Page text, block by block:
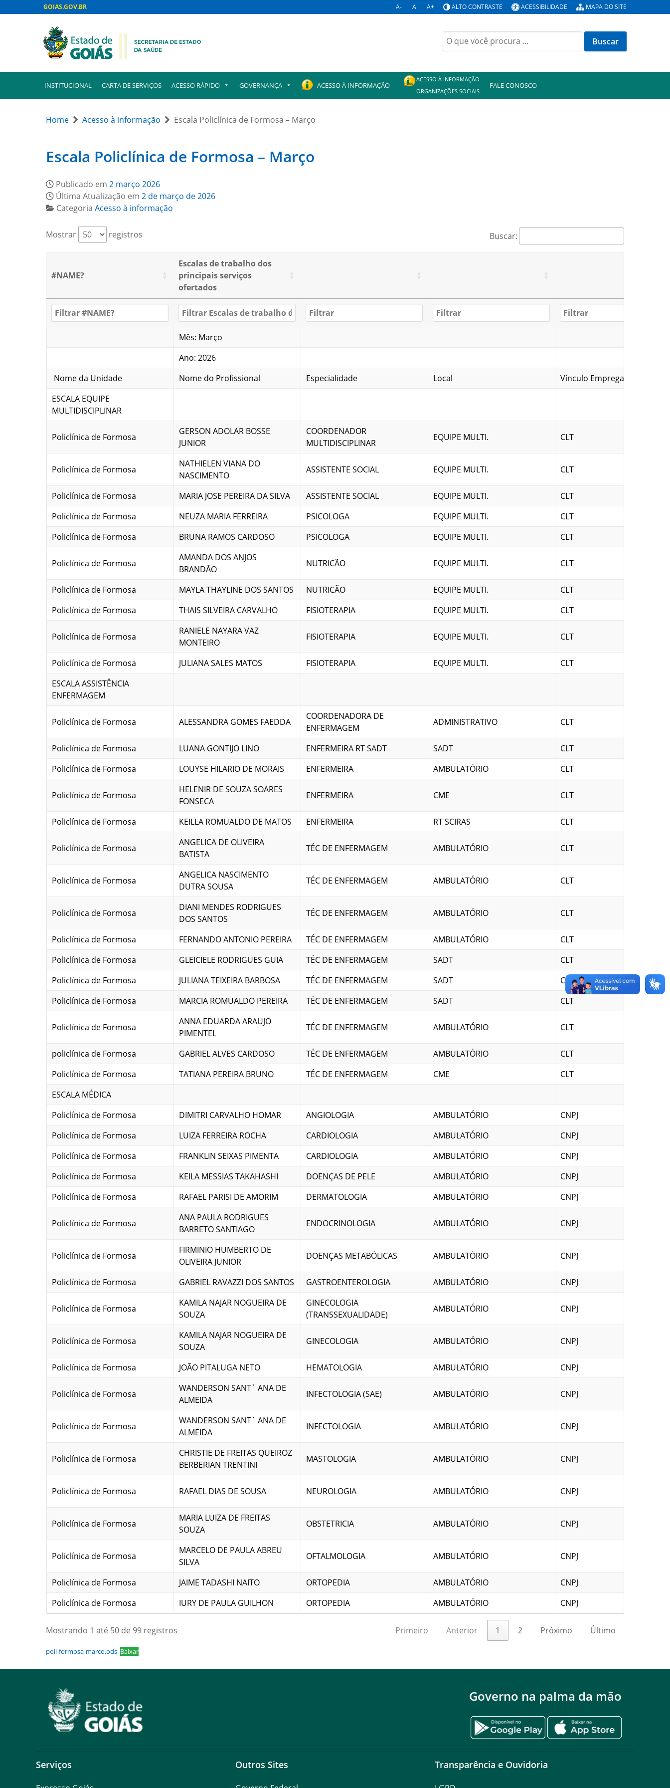
GOIAS.GOV.BR A- A A+ ALTO CONTRASTE ACESSIBILIDADE MAPA DO SITE
Buscar
por:
INSTITUCIONAL CARTA DE SERVIÇOS ACESSO RÁPIDO GOVERNANÇA ACESSO À INFORMAÇÃO
ACESSO À INFORMAÇÃO
ORGANIZAÇÕES SOCIAIS
FALE CONOSCO
Home Acesso à informação Escala Policlínica de Formosa – Março
Escala Policlínica de Formosa – Março
Publicado em 2 março 2026
Última Atualização em 2 de março de 2026
Categoria Acesso à informação
Mostrar registros Buscar:
#NAME?
Escalas de trabalho dos
principais serviços
ofertados
Mês: Março
Ano: 2026
Nome da Unidade
Nome do Profissional Especialidade Local
Vínculo Empregatício
ESCALA EQUIPE
MULTIDISCIPLINAR
Policlínica de Formosa
GERSON ADOLAR BOSSE
JUNIOR
COORDENADOR
MULTIDISCIPLINAR
EQUIPE MULTI. CLT
Policlínica de Formosa
NATHIELEN VIANA DO
NASCIMENTO
ASSISTENTE SOCIAL EQUIPE MULTI. CLT
Policlínica de Formosa MARIA JOSE PEREIRA DA SILVA ASSISTENTE SOCIAL EQUIPE MULTI.
CLT
Policlínica de Formosa
NEUZA MARIA FERREIRA PSICOLOGA EQUIPE MULTI.
CLT
Policlínica de Formosa
BRUNA RAMOS CARDOSO PSICOLOGA EQUIPE MULTI. CLT
Policlínica de Formosa
AMANDA DOS ANJOS
BRANDÃO
NUTRICÃO EQUIPE MULTI. CLT
Policlínica de Formosa MAYLA THAYLINE DOS SANTOS NUTRICÃO EQUIPE MULTI.
CLT
Policlínica de Formosa
THAIS SILVEIRA CARVALHO FISIOTERAPIA EQUIPE MULTI. CLT
Policlínica de Formosa
RANIELE NAYARA VAZ
MONTEIRO
FISIOTERAPIA EQUIPE MULTI. CLT
Policlínica de Formosa JULIANA SALES MATOS FISIOTERAPIA EQUIPE MULTI.
CLT
ESCALA ASSISTÊNCIA
ENFERMAGEM
Policlínica de Formosa ALESSANDRA GOMES FAEDDA
COORDENADORA DE
ENFERMAGEM
ADMINISTRATIVO CLT
Policlínica de Formosa LUANA GONTIJO LINO ENFERMEIRA RT SADT SADT
CLT
Policlínica de Formosa
LOUYSE HILARIO DE MORAIS ENFERMEIRA AMBULATÓRIO CLT
Policlínica de Formosa
HELENIR DE SOUZA SOARES
FONSECA
ENFERMEIRA CME CLT
Policlínica de Formosa KEILLA ROMUALDO DE MATOS ENFERMEIRA RT SCIRAS CLT
Policlínica de Formosa
ANGELICA DE OLIVEIRA
BATISTA
TÉC DE ENFERMAGEM AMBULATÓRIO CLT
Policlínica de Formosa
ANGELICA NASCIMENTO
DUTRA SOUSA
TÉC DE ENFERMAGEM AMBULATÓRIO CLT
Policlínica de Formosa
DIANI MENDES RODRIGUES
DOS SANTOS
TÉC DE ENFERMAGEM AMBULATÓRIO CLT
Policlínica de Formosa FERNANDO ANTONIO PEREIRA TÉC DE ENFERMAGEM AMBULATÓRIO
CLT
Policlínica de Formosa
GLEICIELE RODRIGUES GUIA TÉC DE ENFERMAGEM SADT
CLT
Policlínica de Formosa
JULIANA TEIXEIRA BARBOSA TÉC DE ENFERMAGEM SADT
CLT
Policlínica de Formosa
MARCIA ROMUALDO PEREIRA TÉC DE ENFERMAGEM SADT CLT
Policlínica de Formosa
ANNA EDUARDA ARAUJO
PIMENTEL
TÉC DE ENFERMAGEM AMBULATÓRIO CLT
policlínica de Formosa GABRIEL ALVES CARDOSO TÉC DE ENFERMAGEM AMBULATÓRIO
CLT
Policlínica de Formosa
TATIANA PEREIRA BRUNO TÉC DE ENFERMAGEM CME
CLT
ESCALA MÉDICA
Policlínica de Formosa
DIMITRI CARVALHO HOMAR ANGIOLOGIA AMBULATÓRIO
CNPJ
Policlínica de Formosa
LUIZA FERREIRA ROCHA CARDIOLOGIA AMBULATÓRIO
CNPJ
Policlínica de Formosa
FRANKLIN SEIXAS PIMENTA CARDIOLOGIA AMBULATÓRIO
CNPJ
Policlínica de Formosa
KEILA MESSIAS TAKAHASHI DOENÇAS DE PELE AMBULATÓRIO
CNPJ
Policlínica de Formosa
RAFAEL PARISI DE AMORIM DERMATOLOGIA AMBULATÓRIO CNPJ
Policlínica de Formosa
ANA PAULA RODRIGUES
BARRETO SANTIAGO
ENDOCRINOLOGIA AMBULATÓRIO CNPJ
Policlínica de Formosa
FIRMINIO HUMBERTO DE
OLIVEIRA JUNIOR
DOENÇAS METABÓLICAS AMBULATÓRIO CNPJ
Policlínica de Formosa GABRIEL RAVAZZI DOS SANTOS GASTROENTEROLOGIA AMBULATÓRIO CNPJ
Policlínica de Formosa
KAMILA NAJAR NOGUEIRA DE
SOUZA
GINECOLOGIA
(TRANSSEXUALIDADE)
AMBULATÓRIO CNPJ
Policlínica de Formosa
KAMILA NAJAR NOGUEIRA DE
SOUZA
GINECOLOGIA AMBULATÓRIO CNPJ
Policlínica de Formosa JOÃO PITALUGA NETO HEMATOLOGIA AMBULATÓRIO CNPJ
Policlínica de Formosa
WANDERSON SANT´ ANA DE
ALMEIDA
INFECTOLOGIA (SAE) AMBULATÓRIO CNPJ
Policlínica de Formosa
WANDERSON SANT´ ANA DE
ALMEIDA
INFECTOLOGIA AMBULATÓRIO CNPJ
Policlínica de Formosa
CHRISTIE DE FREITAS QUEIROZ
BERBERIAN TRENTINI
MASTOLOGIA AMBULATÓRIO CNPJ
Policlínica de Formosa RAFAEL DIAS DE SOUSA NEUROLOGIA AMBULATÓRIO CNPJ
Policlínica de Formosa
MARIA LUIZA DE FREITAS
SOUZA
OBSTETRICIA AMBULATÓRIO CNPJ
Policlínica de Formosa
MARCELO DE PAULA ABREU
SILVA
OFTALMOLOGIA AMBULATÓRIO CNPJ
Policlínica de Formosa JAIME TADASHI NAITO ORTOPEDIA AMBULATÓRIO
CNPJ
Policlínica de Formosa
IURY DE PAULA GUILHON ORTOPEDIA AMBULATÓRIO CNPJ
Mostrando 1 até 50 de 99 registros Primeiro Anterior 1 2 Próximo Último
poli-formosa-marco.ods Baixar
Governo na palma da mão
Serviços Outros Sites Transparência e Ouvidoria